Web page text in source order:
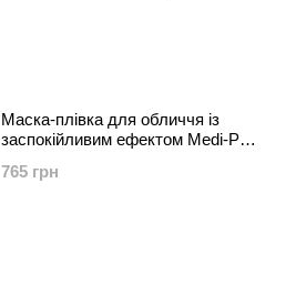
Маска-плівка для обличчя із
заспокійливим ефектом Medi-Peel
70 мл
765 грн